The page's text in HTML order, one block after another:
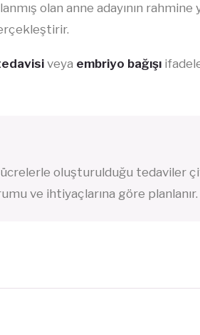
olan anne adayının rahmine
veya embriyo bağışı
oluşturulduğu tedaviler
ve ihtiyaçlarına göre planlanır.